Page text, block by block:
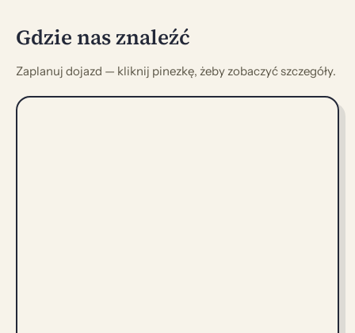
Gdzie nas znaleźć
Zaplanuj dojazd — kliknij pinezkę, żeby zobaczyć szczegóły.